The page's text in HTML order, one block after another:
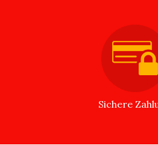
Sichere